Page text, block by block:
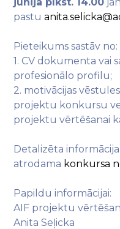
pastu
Pieteikums sastāv no:
1. CV dokumenta vai
profesionālo profilu;
2. motivācijas
projektu konkursu
projektu vērtēšanai
Detalizēta
atrodama konkursa
Papildu informācijai:
AIF projektu
Anita Seļicka